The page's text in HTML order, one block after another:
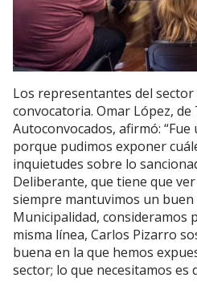
Los representantes del
convocatoria. Omar López, de
Autoconvocados, afirmó:
porque pudimos exponer
inquietudes sobre lo
Deliberante, que tiene que
siempre mantuvimos un buen
Municipalidad, consideramos
misma línea, Carlos Pizarro
buena en la que hemos
sector; lo que necesitamos es